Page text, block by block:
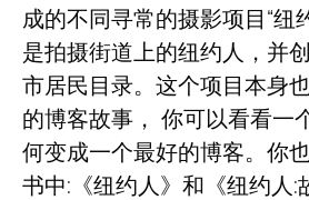
成的不同寻常的摄影项目“纽
是拍摄街道上的纽约人，并
市居民目录。这个项目本身
的博客故事， 你可以看看一
何变成一个最好的博客。你
书中:《纽约人》和《纽约人: